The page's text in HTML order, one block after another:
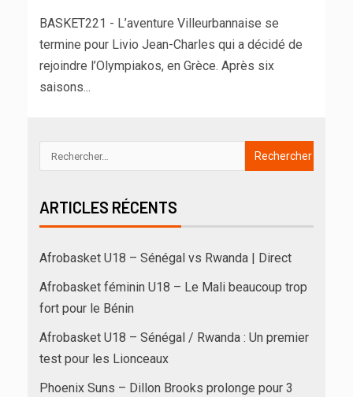
BASKET221 - L’aventure Villeurbannaise se
termine pour Livio Jean-Charles qui a décidé de
rejoindre l’Olympiakos, en Grèce. Après six
saisons...
ARTICLES RÉCENTS
Afrobasket U18 – Sénégal vs Rwanda | Direct
Afrobasket féminin U18 – Le Mali beaucoup trop
fort pour le Bénin
Afrobasket U18 – Sénégal / Rwanda : Un premier
test pour les Lionceaux
Phoenix Suns – Dillon Brooks prolonge pour 3